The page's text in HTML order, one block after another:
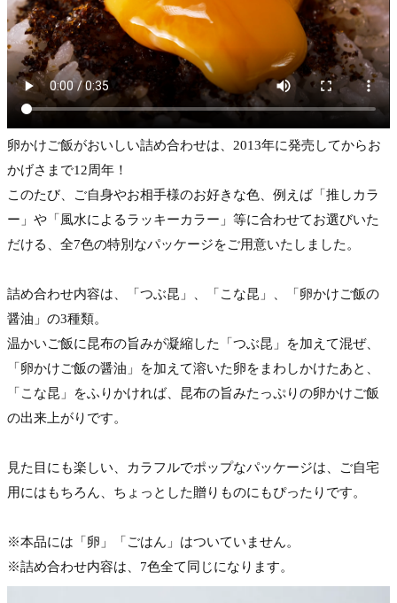
卵かけご飯がおいしい詰め合わせは、2013年に発売してからお
かげさまで12周年！
このたび、ご自身やお相手様のお好きな色、例えば「推しカラ
ー」や「風水によるラッキーカラー」等に合わせてお選びいた
だける、全7色の特別なパッケージをご用意いたしました。
詰め合わせ内容は、「つぶ昆」、「こな昆」、「卵かけご飯の
醤油」の3種類。
温かいご飯に昆布の旨みが凝縮した「つぶ昆」を加えて混ぜ、
「卵かけご飯の醤油」を加えて溶いた卵をまわしかけたあと、
「こな昆」をふりかければ、昆布の旨みたっぷりの卵かけご飯
の出来上がりです。
見た目にも楽しい、カラフルでポップなパッケージは、ご自宅
用にはもちろん、ちょっとした贈りものにもぴったりです。
※本品には「卵」「ごはん」はついていません。
※詰め合わせ内容は、7色全て同じになります。